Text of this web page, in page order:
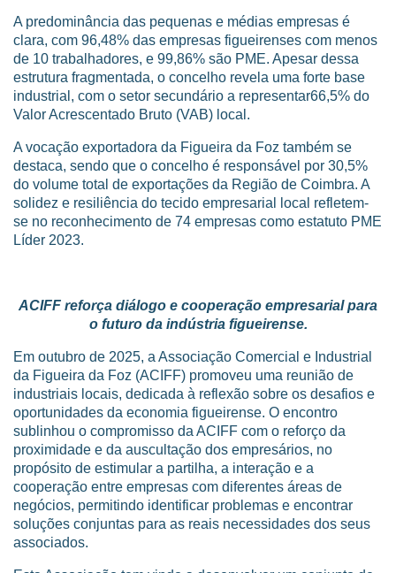
A predominância das pequenas e médias empresas é
clara, com 96,48% das empresas figueirenses com menos
de 10 trabalhadores, e 99,86% são PME. Apesar dessa
estrutura fragmentada, o concelho revela uma forte base
industrial, com o setor secundário a representar66,5% do
Valor Acrescentado Bruto (VAB) local.
A vocação exportadora da Figueira da Foz também se
destaca, sendo que o concelho é responsável por 30,5%
do volume total de exportações da Região de Coimbra. A
solidez e resiliência do tecido empresarial local refletem-
se no reconhecimento de 74 empresas como estatuto PME
Líder 2023.
ACIFF reforça diálogo e cooperação empresarial para
o futuro da indústria figueirense.
Em outubro de 2025, a Associação Comercial e Industrial
da Figueira da Foz (ACIFF) promoveu uma reunião de
industriais locais, dedicada à reflexão sobre os desafios e
oportunidades da economia figueirense. O encontro
sublinhou o compromisso da ACIFF com o reforço da
proximidade e da auscultação dos empresários, no
propósito de estimular a partilha, a interação e a
cooperação entre empresas com diferentes áreas de
negócios, permitindo identificar problemas e encontrar
soluções conjuntas para as reais necessidades dos seus
associados.